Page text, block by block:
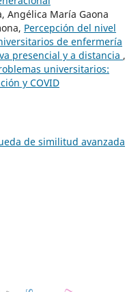
Angélica María Gaona
Percepción del nivel
de enfermería
presencial y a distancia ,
universitarios:
y COVID
de similitud avanzada